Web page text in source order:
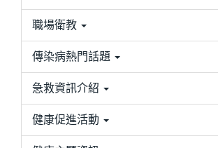
職場衛教
傳染病熱門話題
急救資訊介紹
健康促進活動